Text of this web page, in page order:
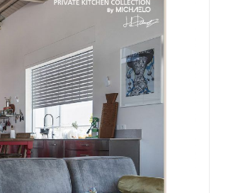
הקורונה לא תמנע ממני להמשיך קדימה